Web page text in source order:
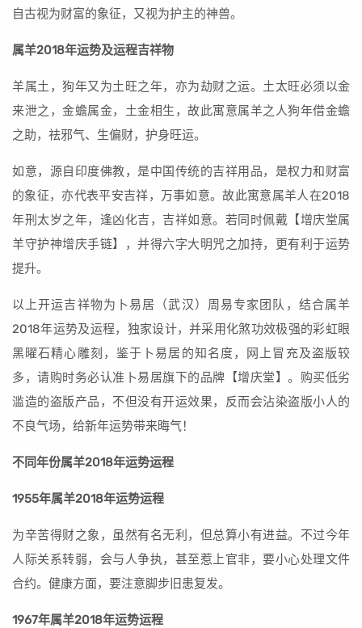
自古视为财富的象征，又视为护主的神兽。
属羊2018年运势及运程吉祥物
羊属土，狗年又为土旺之年，亦为劫财之运。土太旺必须以金
来泄之，金蟾属金，土金相生，故此寓意属羊之人狗年借金蟾
之助，祛邪气、生偏财，护身旺运。
如意，源自印度佛教，是中国传统的吉祥用品，是权力和财富
的象征，亦代表平安吉祥，万事如意。故此寓意属羊人在2018
年刑太岁之年，逢凶化吉，吉祥如意。若同时佩戴【增庆堂属
羊守护神增庆手链】，并得六字大明咒之加持，更有利于运势
提升。
以上开运吉祥物为卜易居（武汉）周易专家团队，结合属羊
2018年运势及运程，独家设计，并采用化煞功效极强的彩虹眼
黑曜石精心雕刻，鉴于卜易居的知名度，网上冒充及盗版较
多，请购时务必认准卜易居旗下的品牌【增庆堂】。购买低劣
滥造的盗版产品，不但没有开运效果，反而会沾染盗版小人的
不良气场，给新年运势带来晦气！
不同年份属羊2018年运势运程
1955年属羊2018年运势运程
为辛苦得财之象，虽然有名无利，但总算小有进益。不过今年
人际关系转弱，会与人争执，甚至惹上官非，要小心处理文件
合约。健康方面，要注意脚步旧患复发。
1967年属羊2018年运势运程